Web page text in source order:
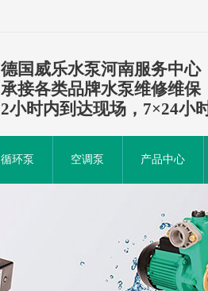
德国威乐水泵河南服务中心
承接各类品牌水泵维修维保
2小时内到达现场，7×24小
循环泵 空调泵 产品中心